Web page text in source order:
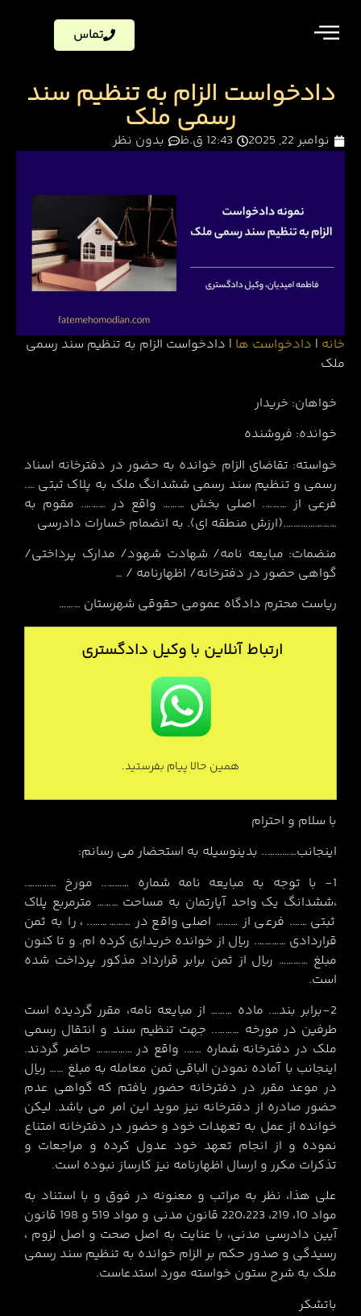
تماس
دادخواست الزام به تنظیم سند
رسمی ملک
نوامبر 22, 2025 12:43 ق.ظ بدون نظر
خانه | دادخواست ها | دادخواست الزام به تنظیم سند رسمی
ملک
خواهان: خریدار
خوانده: فروشنده
خواسته: تقاضای الزام خوانده به حضور در دفترخانه اسناد
رسمی و تنظیم سند رسمی ششدانگ ملک به پلاک ثبتی ….
فرعی از ………. اصلی بخش ……… واقع در ………. مقوم به
………………….(ارزش منطقه ای). به انضمام خسارات دادرسی
منضمات: مبایعه نامه/ شهادت شهود/ مدارک پرداختی/
گواهی حضور در دفترخانه/ اظهارنامه / …
ریاست محترم دادگاه عمومی حقوقی شهرستان ………
ارتباط آنلاین با وکیل دادگستری
همین حالا پیام بفرستید.
با سلام و احترام
اینجانب………….. بدینوسیله به استحضار می رسانم:
1- با توجه به مبایعه نامه شماره ……….. مورخ ………….
،ششدانگ یک واحد آپارتمان به مساحت ……… مترمربع پلاک
ثبتی ……. فرعی از ……… اصلی واقع در …………….. ، را به ثمن
قراردادی …………. ریال از خوانده خریداری کرده ام. و تا کنون
مبلغ ………… ریال از ثمن برابر قرارداد مذکور پرداخت شده
است.
2-برابر بند…. ماده ……… از مبایعه نامه، مقرر گردیده است
طرفین در مورخه ……….. جهت تنظیم سند و انتقال رسمی
ملک در دفترخانه شماره ……. واقع در …………… حاضر گردند.
اینجانب با آماده نمودن الباقی ثمن معامله به مبلغ …… ریال
در موعد مقرر در دفترخانه حضور یافتم که گواهی عدم
حضور صادره از دفترخانه نیز موید این امر می باشد. لیکن
خوانده از عمل به تعهدات خود و حضور در دفترخانه امتناع
نموده و از انجام تعهد خود عدول کرده و مراجعات و
تذکرات مکرر و ارسال اظهارنامه نیز کارساز نبوده است.
علی هذا، نظر به مراتب و معنونه در فوق و با استناد به
مواد 10، 219، 220،223 قانون مدنی و مواد 519 و 198 قانون
آیین دادرسی مدنی، با عنایت به اصل صحت و اصل لزوم ،
رسیدگی و صدور حکم بر الزام خوانده به تنظیم سند رسمی
ملک به شرح ستون خواسته مورد استدعاست.
باتشکر